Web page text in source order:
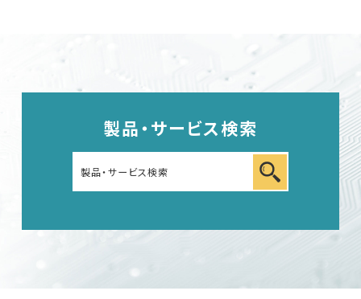
製品・サービス検索